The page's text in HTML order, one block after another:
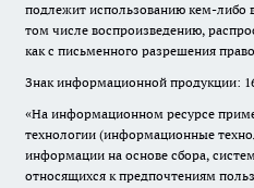
подлежит использованию кем-либо
том числе воспроизведению,
как с письменного разрешения
Знак информационной продукции:
«На информационном ресурсе
технологии (информационные
информации на основе сбора,
относящихся к предпочтениям